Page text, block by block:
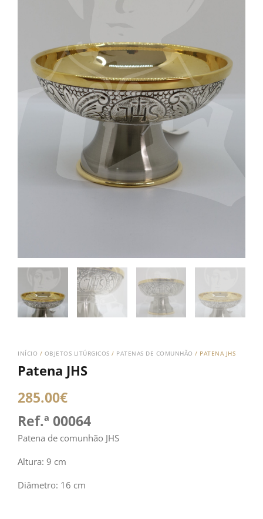
INÍCIO / OBJETOS LITÚRGICOS / PATENAS DE COMUNHÃO / PATENA JHS
Patena JHS
285.00€
Ref.ª 00064
Patena de comunhão JHS
Altura: 9 cm
Diâmetro: 16 cm